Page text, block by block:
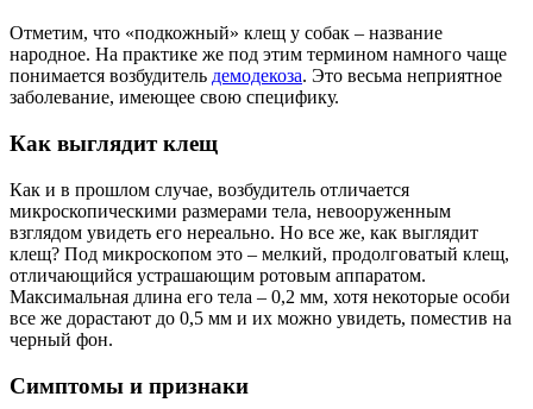
Отметим, что «подкожный» клещ у собак – название
народное. На практике же под этим термином намного чаще
понимается возбудитель демодекоза. Это весьма неприятное
заболевание, имеющее свою специфику.
Как выглядит клещ
Как и в прошлом случае, возбудитель отличается
микроскопическими размерами тела, невооруженным
взглядом увидеть его нереально. Но все же, как выглядит
клещ? Под микроскопом это – мелкий, продолговатый клещ,
отличающийся устрашающим ротовым аппаратом.
Максимальная длина его тела – 0,2 мм, хотя некоторые особи
все же дорастают до 0,5 мм и их можно увидеть, поместив на
черный фон.
Симптомы и признаки